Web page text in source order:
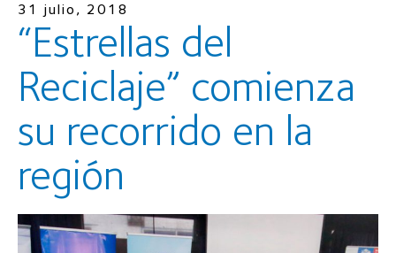
31 julio, 2018
“Estrellas del
Reciclaje” comienza
su recorrido en la
región